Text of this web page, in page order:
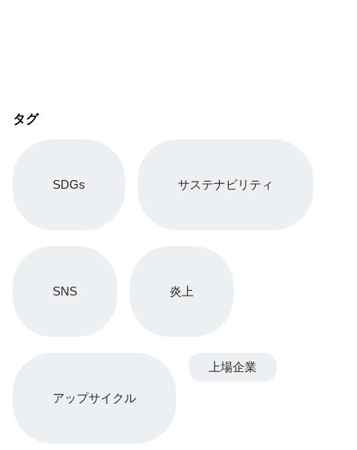
タグ
SDGs サステナビリティ
SNS 炎上
アップサイクル
上場企業